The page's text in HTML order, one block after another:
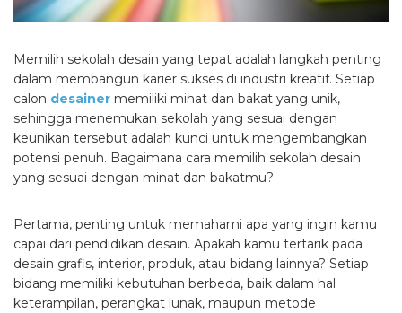
Memilih sekolah desain yang tepat adalah langkah penting
dalam membangun karier sukses di industri kreatif. Setiap
calon desainer memiliki minat dan bakat yang unik,
sehingga menemukan sekolah yang sesuai dengan
keunikan tersebut adalah kunci untuk mengembangkan
potensi penuh. Bagaimana cara memilih sekolah desain
yang sesuai dengan minat dan bakatmu?
Pertama, penting untuk memahami apa yang ingin kamu
capai dari pendidikan desain. Apakah kamu tertarik pada
desain grafis, interior, produk, atau bidang lainnya? Setiap
bidang memiliki kebutuhan berbeda, baik dalam hal
keterampilan, perangkat lunak, maupun metode